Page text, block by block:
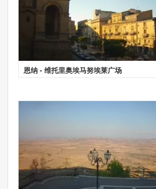
恩纳 - 维托里奥埃马努埃莱广场